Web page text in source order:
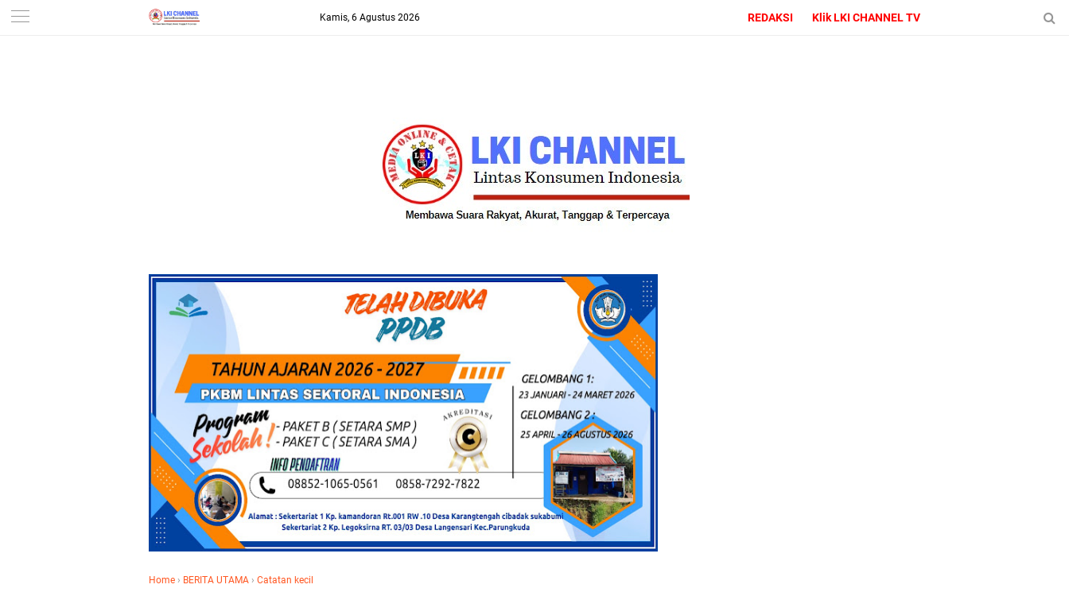
-->
Kamis, 6 Agustus 2026 REDAKSI Klik LKI CHANNEL TV
Home › BERITA UTAMA › Catatan kecil